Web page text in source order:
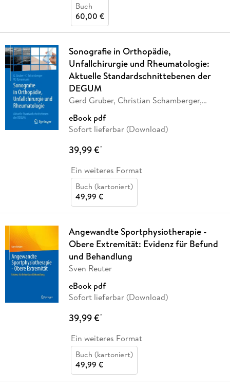
Buch
60,00 €
Sonografie in Orthopädie,
Unfallchirurgie und Rheumatologie:
Aktuelle Standardschnittebenen der
DEGUM
Gerd Gruber, Christian Schamberger,
Werner
eBook pdf
Sofort lieferbar (Download)
39,99 €*
Ein weiteres Format
Buch (kartoniert)
49,99 €
Angewandte Sportphysiotherapie -
Obere Extremität: Evidenz für Befund
und Behandlung
Sven Reuter
eBook pdf
Sofort lieferbar (Download)
39,99 €*
Ein weiteres Format
Buch (kartoniert)
49,99 €